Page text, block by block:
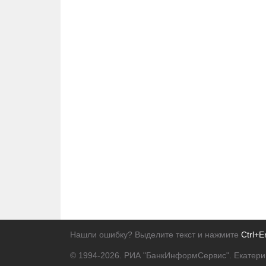
Нашли ошибку? Выделите текст и нажмите
© 1994-2026. РИА "БанкИнформСервис".